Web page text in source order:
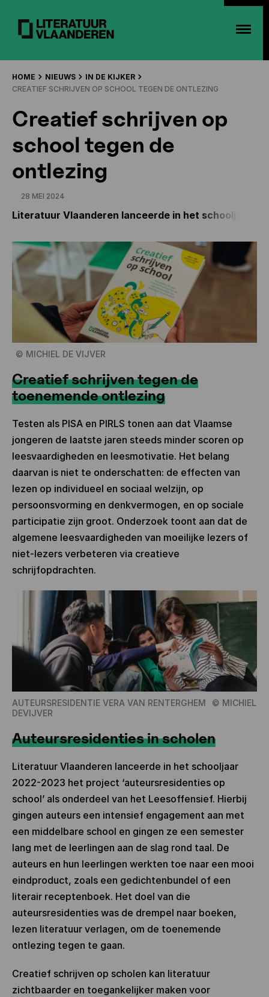
HOME NIEUWS
IN DE KIJKER
CREATIEF SCHRIJVEN OP SCHOOL TEGEN DE ONTLEZING
Creatief schrijven op
school tegen de
ontlezing
28 MEI 2024
Literatuur Vlaanderen lanceerde in het schooljaar
© MICHIEL DE VIJVER
Creatief schrijven tegen de
toenemende ontlezing
Testen als PISA en PIRLS tonen aan dat Vlaamse
jongeren de laatste jaren steeds minder scoren op
leesvaardigheden en leesmotivatie. Het belang
daarvan is niet te onderschatten: de effecten van
lezen op individueel en sociaal welzijn, op
persoonsvorming en denkvermogen, en op sociale
participatie zijn groot. Onderzoek toont aan dat de
algemene leesvaardigheden van moeilijke lezers of
niet-lezers verbeteren via creatieve
schrijfopdrachten.
AUTEURSRESIDENTIE VERA VAN RENTERGHEM © MICHIEL
DEVIJVER
Auteursresidenties in scholen
Literatuur Vlaanderen lanceerde in het schooljaar
2022-2023 het project ‘auteursresidenties op
school’ als onderdeel van het Leesoffensief. Hierbij
gingen auteurs een intensief engagement aan met
een middelbare school en gingen ze een semester
lang met de leerlingen aan de slag rond taal. De
auteurs en hun leerlingen werkten toe naar een mooi
eindproduct, zoals een gedichtenbundel of een
literair receptenboek. Het doel van die
auteursresidenties was de drempel naar boeken,
lezen literatuur verlagen, om de toenemende
ontlezing tegen te gaan.
Creatief schrijven op scholen kan literatuur
zichtbaarder en toegankelijker maken voor